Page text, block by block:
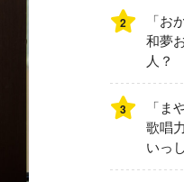
2
「お
和夢
人？
3
「ま
歌唱
いっ
んっ